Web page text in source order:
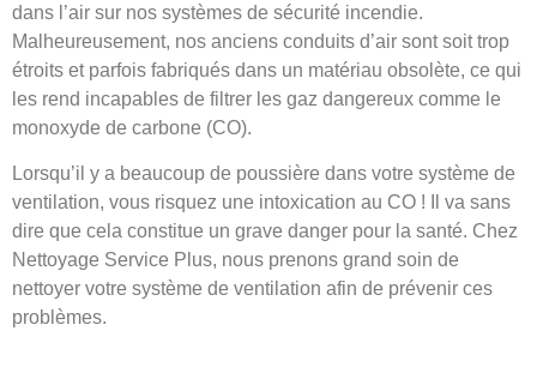
dans l’air sur nos systèmes de sécurité incendie.
Malheureusement, nos anciens conduits d’air sont soit trop
étroits et parfois fabriqués dans un matériau obsolète, ce qui
les rend incapables de filtrer les gaz dangereux comme le
monoxyde de carbone (CO).
Lorsqu’il y a beaucoup de poussière dans votre système de
ventilation, vous risquez une intoxication au CO ! Il va sans
dire que cela constitue un grave danger pour la santé. Chez
Nettoyage Service Plus, nous prenons grand soin de
nettoyer votre système de ventilation afin de prévenir ces
problèmes.